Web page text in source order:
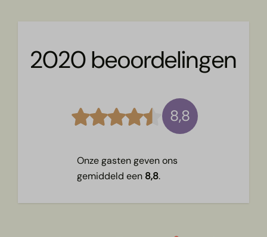
2020 beoordelingen
8,8
Onze gasten geven ons
gemiddeld een 8,8.